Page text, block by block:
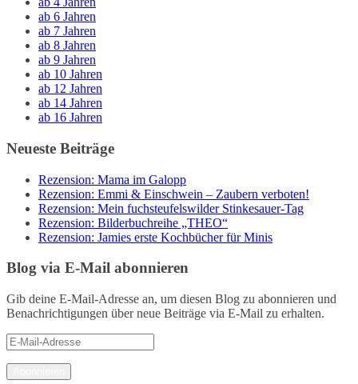
ab 6 Jahren
ab 7 Jahren
ab 8 Jahren
ab 9 Jahren
ab 10 Jahren
ab 12 Jahren
ab 14 Jahren
ab 16 Jahren
Neueste Beiträge
Rezension: Mama im Galopp
Rezension: Emmi & Einschwein – Zaubern verboten!
Rezension: Mein fuchsteufelswilder Stinkesauer-Tag
Rezension: Bilderbuchreihe „THEO“
Rezension: Jamies erste Kochbücher für Minis
Blog via E-Mail abonnieren
Gib deine E-Mail-Adresse an, um diesen Blog zu abonnieren und
Benachrichtigungen über neue Beiträge via E-Mail zu erhalten.
E-
Mail-
Adresse